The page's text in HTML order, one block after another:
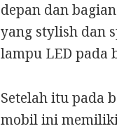
depan dan
yang stylish dan
lampu LED pada
Setelah itu pada
mobil ini